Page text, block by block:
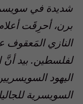
شديدة في
برن، أحرِقَت
النازي
لفلسطين. بيد أنَّ
اليهود
السويسرية